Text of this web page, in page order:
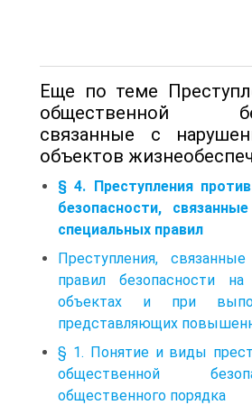
Еще по теме
общественной
связанные с
объектов
§ 4. Преступления
безопасности,
специальных правил
Преступления,
правил безопасности на
объектах и при
представляющих
§ 1. Понятие и виды
общественной
общественного порядка